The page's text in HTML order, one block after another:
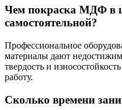
Чем покраска МДФ в
самостоятельной?
Профессиональное
материалы дают
твердость и
работу.
Сколько времени